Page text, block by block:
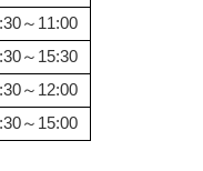
～11:00
～15:30
～12:00
～15:00